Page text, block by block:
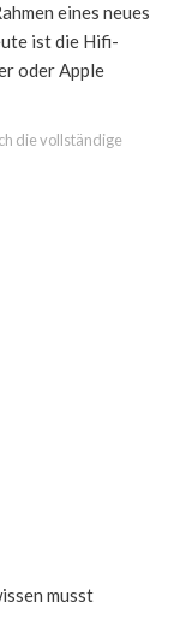
eines neues
ist die Hifi-
oder Apple
die vollständige
musst